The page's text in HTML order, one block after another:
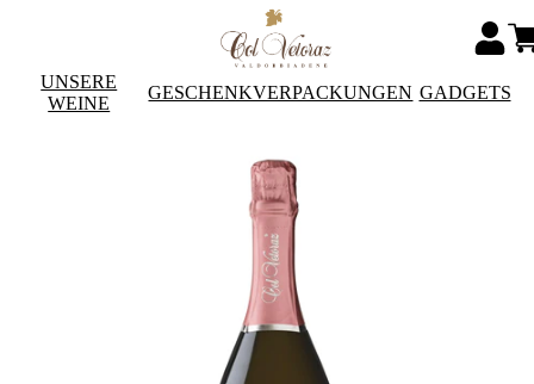
UNSERE
WEINE
GESCHENKVERPACKUNGEN GADGETS